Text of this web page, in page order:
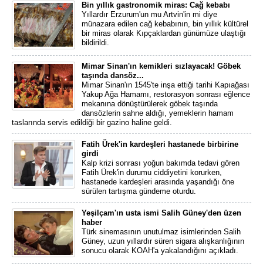
Bin yıllık gastronomik miras: Cağ kebabı
Yıllardır Erzurum'un mu Artvin'in mi diye
münazara edilen cağ kebabının, bin yıllık kültürel
bir miras olarak Kıpçaklardan günümüze ulaştığı
bildirildi.
Mimar Sinan'ın kemikleri sızlayacak! Göbek
taşında dansöz...
Mimar Sinan'ın 1545'te inşa ettiği tarihi Kapıağası
Yakup Ağa Hamamı, restorasyon sonrası eğlence
mekanına dönüştürülerek göbek taşında
dansözlerin sahne aldığı, yemeklerin hamam
taslarında servis edildiği bir gazino haline geldi.
Fatih Ürek'in kardeşleri hastanede birbirine
girdi
Kalp krizi sonrası yoğun bakımda tedavi gören
Fatih Ürek'in durumu ciddiyetini korurken,
hastanede kardeşleri arasında yaşandığı öne
sürülen tartışma gündeme oturdu.
Yeşilçam'ın usta ismi Salih Güney'den üzen
haber
Türk sinemasının unutulmaz isimlerinden Salih
Güney, uzun yıllardır süren sigara alışkanlığının
sonucu olarak KOAH'a yakalandığını açıkladı.